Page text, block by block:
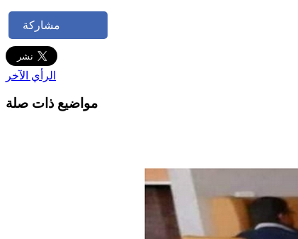
مشاركة
الرأي الآخر
مواضيع ذات صلة